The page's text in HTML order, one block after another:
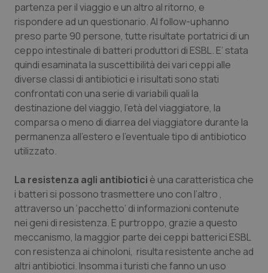
Salute orale & impianti
Sangue & coagulazione
Tiroide
Tumore al seno
Tumore ovarico
Tumori del Polmone & Testa Collo
Tumori gastrointestinali
Ulcera & Reflusso
Vaccini
partenza per il viaggio e un altro al ritorno, e
rispondere ad un questionario. Al follow-uphanno
preso parte 90 persone, tutte risultate portatrici di un
ceppo intestinale di batteri produttori di ESBL. E’ stata
quindi esaminata la suscettibilità dei vari ceppi alle
diverse classi di antibiotici e i risultati sono stati
confrontati con una serie di variabili quali la
destinazione del viaggio, l’età del viaggiatore, la
comparsa o meno di diarrea del viaggiatore durante la
permanenza all’estero e l’eventuale tipo di antibiotico
utilizzato.
La resistenza agli antibiotici è una caratteristica che
i batteri si possono trasmettere uno con l’altro ,
attraverso un ‘pacchetto’ di informazioni contenute
nei geni di resistenza. E purtroppo, grazie a questo
meccanismo, la maggior parte dei ceppi batterici ESBL
con resistenza ai chinoloni, risulta resistente anche ad
altri antibiotici. Insomma i turisti che fanno un uso